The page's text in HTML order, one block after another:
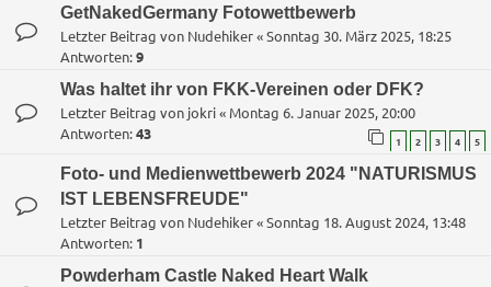
GetNakedGermany Fotowettbewerb
Letzter Beitrag von Nudehiker«Sonntag 30. März 2025, 18:25
Antworten:9
Was haltet ihr von FKK-Vereinen oder DFK?
Letzter Beitrag von jokri« Montag 6. Januar 2025, 20:00
Antworten:43 1 2 3 4 5
Foto- und Medienwettbewerb 2024 "NATURISMUS
IST LEBENSFREUDE"
Letzter Beitrag von Nudehiker«Sonntag 18. August 2024, 13:48
Antworten: 1
Powderham Castle Naked Heart Walk